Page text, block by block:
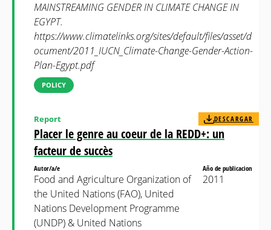
MAINSTREAMING GENDER IN CLIMATE CHANGE IN
EGYPT.
https://www.climatelinks.org/sites/default/files/asset/d
ocument/2011_IUCN_Climate-Change-Gender-Action-
Plan-Egypt.pdf
POLICY
Placer le genre au coeur de la REDD+: un
facteur de succès
Report DESCARGAR
Autor/a/e
Food and Agriculture Organization of
the United Nations (FAO), United
Nations Development Programme
(UNDP) & United Nations
Año de publicacion
2011